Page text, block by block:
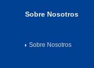
Sobre Nosotros
Sobre Nosotros